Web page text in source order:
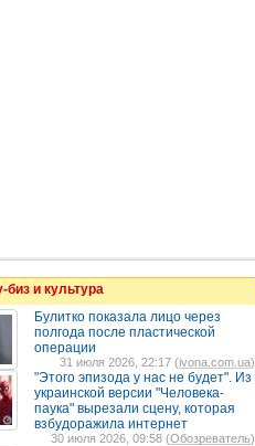
биз и культура
Булитко показала лицо через
полгода после пластической
операции
31 июля 2026, 22:17 (ivona.com.ua)
"Этого эпизода у нас не будет". Из
украинской версии "Человека-
паука" вырезали сцену, которая
взбудоражила интернет
30 июля 2026, 09:58 (Обозреватель)